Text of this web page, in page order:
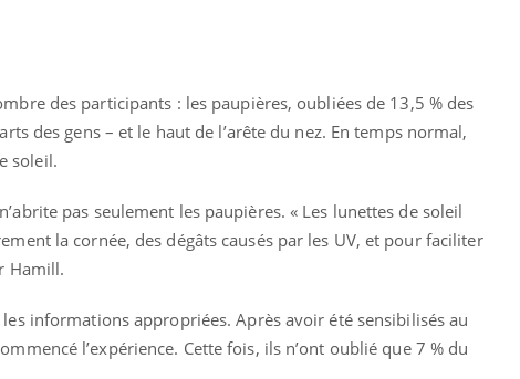
des participants : les paupières, oubliées de 13,5 % des
des gens – et le haut de l’arête du nez. En temps normal,
soleil.
pas seulement les paupières. « Les lunettes de soleil
la cornée, des dégâts causés par les UV, et pour faciliter
Hamill.
informations appropriées. Après avoir été sensibilisés au
l’expérience. Cette fois, ils n’ont oublié que 7 % du